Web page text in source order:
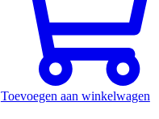
Toevoegen aan winkelwagen